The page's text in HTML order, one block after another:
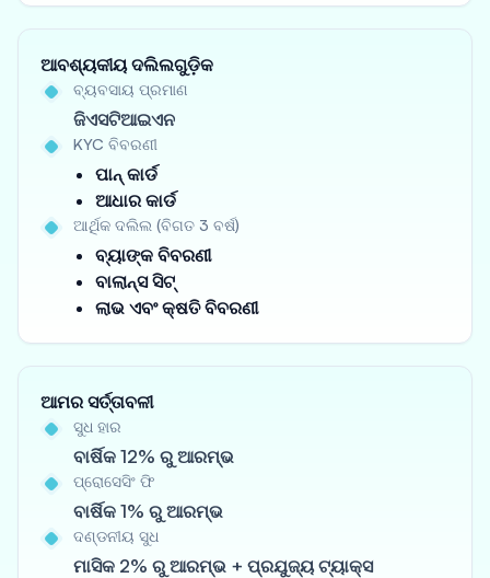
ଆବଶ୍ୟକୀୟ ଦଲିଲଗୁଡ଼ିକ
ବ୍ୟବସାୟ ପ୍ରମାଣ
ଜିଏସଟିଆଇଏନ
KYC ବିବରଣୀ
ପାନ୍ କାର୍ଡ
ଆଧାର କାର୍ଡ
ଆର୍ଥିକ ଦଲିଲ (ବିଗତ 3 ବର୍ଷ)
ବ୍ୟାଙ୍କ ବିବରଣୀ
ବାଲାନ୍ସ ସିଟ୍
ଲାଭ ଏବଂ କ୍ଷତି ବିବରଣୀ
ଆମର ସର୍ତ୍ତାବଳୀ
ସୁଧ ହାର
ବାର୍ଷିକ 12% ରୁ ଆରମ୍ଭ
ପ୍ରୋସେସିଂ ଫି
ବାର୍ଷିକ 1% ରୁ ଆରମ୍ଭ
ଦଣ୍ଡନୀୟ ସୁଧ
ମାସିକ 2% ରୁ ଆରମ୍ଭ + ପ୍ରଯୁଜ୍ୟ ଟ୍ୟାକ୍ସ